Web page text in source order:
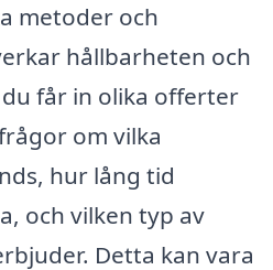
metoder och
hållbarheten och
får in olika offerter
om vilka
hur lång tid
och vilken typ av
Detta kan vara